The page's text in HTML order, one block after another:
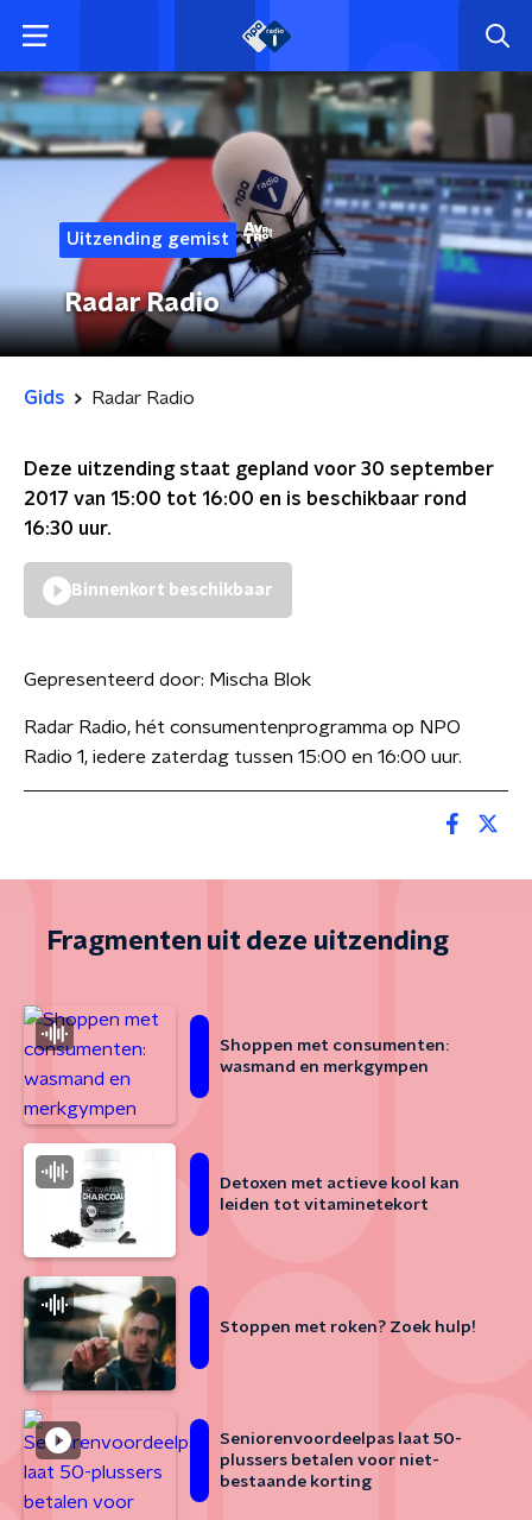
Uitzending gemist
Radar Radio
Gids Radar Radio
Deze uitzending staat gepland voor 30 september
2017 van 15:00 tot 16:00 en is beschikbaar rond
16:30 uur.
Binnenkort beschikbaar
Gepresenteerd door: Mischa Blok
Radar Radio, hét consumentenprogramma op NPO
Radio 1, iedere zaterdag tussen 15:00 en 16:00 uur.
Fragmenten uit deze uitzending
Shoppen met consumenten:
wasmand en merkgympen
Detoxen met actieve kool kan
leiden tot vitaminetekort
Stoppen met roken? Zoek hulp!
Seniorenvoordeelpas laat 50-
plussers betalen voor niet-
bestaande korting